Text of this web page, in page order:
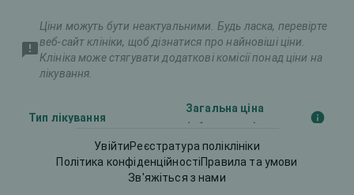
Ціни можуть бути неактуальними. Будь ласка, перевірте
веб-сайт клініки, щоб дізнатися про найновіші ціни.
Клініка може стягувати додаткові комісії понад ціни на
лікування.
Тип лікування
Загальна ціна
(обидва ока)
Implantable Contact
8383 €
УвійтиРеєстратура поліклініки
Політика конфіденційностіПравила та умови
Зв'яжіться з нами